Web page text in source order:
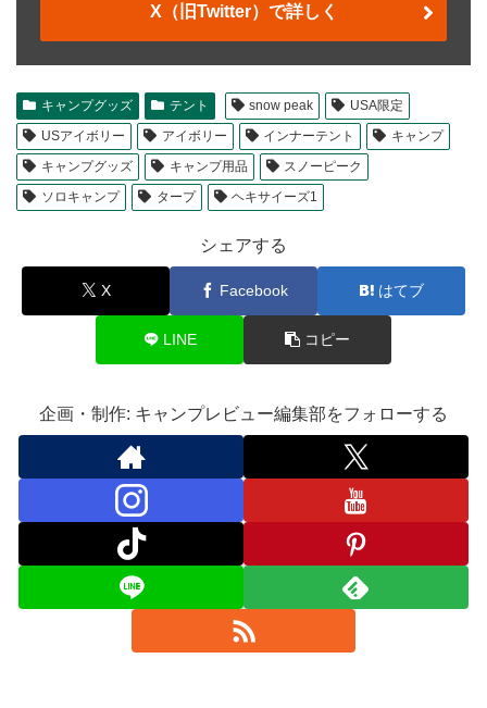
X（旧Twitter）で詳しく
キャンプグッズ テント snow peak
USA限定
USアイボリー
アイボリー インナーテント
キャンプ
キャンプグッズ
キャンプ用品
スノーピーク
ソロキャンプ
タープ ヘキサイーズ1
シェアする
X Facebook はてブ
LINE コピー
企画・制作: キャンプレビュー編集部をフォローする